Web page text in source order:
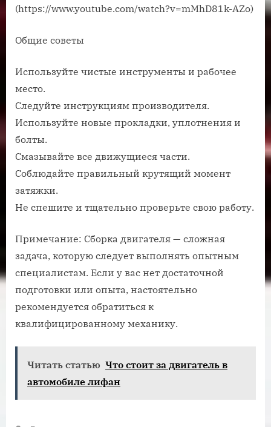
(https://www.youtube.com/watch?v=mMhD81k-AZo)
Общие советы
Используйте чистые инструменты и рабочее
место.
Следуйте инструкциям производителя.
Используйте новые прокладки, уплотнения и
болты.
Смазывайте все движущиеся части.
Соблюдайте правильный крутящий момент
затяжки.
Не спешите и тщательно проверьте свою работу.
Примечание: Сборка двигателя — сложная
задача, которую следует выполнять опытным
специалистам. Если у вас нет достаточной
подготовки или опыта, настоятельно
рекомендуется обратиться к
квалифицированному механику.
Читать статью Что стоит за двигатель в
автомобиле лифан